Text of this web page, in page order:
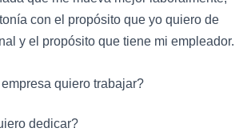
con el propósito que yo quiero de
y el propósito que tiene mi empleador.
quiero trabajar?
dedicar?